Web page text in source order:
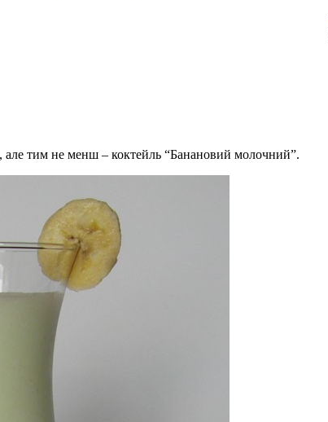
тим не менш – коктейль “Банановий молочний”.